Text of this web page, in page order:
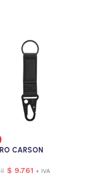
CARSON
$ 9.761 + IVA